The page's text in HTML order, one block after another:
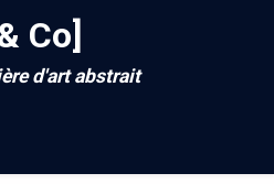
Co]
d'art abstrait